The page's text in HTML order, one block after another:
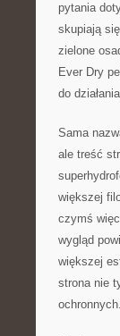
pytania
skupiają
zielone
Ever Dry
do
Sama
ale treść
większej
czymś
wygląd
większej
strona nie
ochronnych.